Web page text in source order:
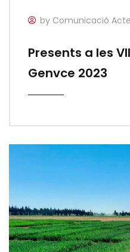
by Comunicació
Presents a les
Genvce 2023